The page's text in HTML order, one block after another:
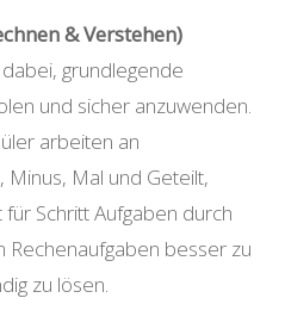
& Verstehen)
grundlegende
und sicher anzuwenden.
arbeiten an
Minus, Mal und Geteilt,
Schritt Aufgaben durch
Rechenaufgaben besser zu
zu lösen.